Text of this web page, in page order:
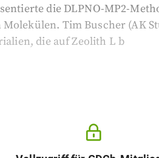
die DLPNO-MP2-
Molekülen. Tim Buscher (AK
die auf Zeolith L b